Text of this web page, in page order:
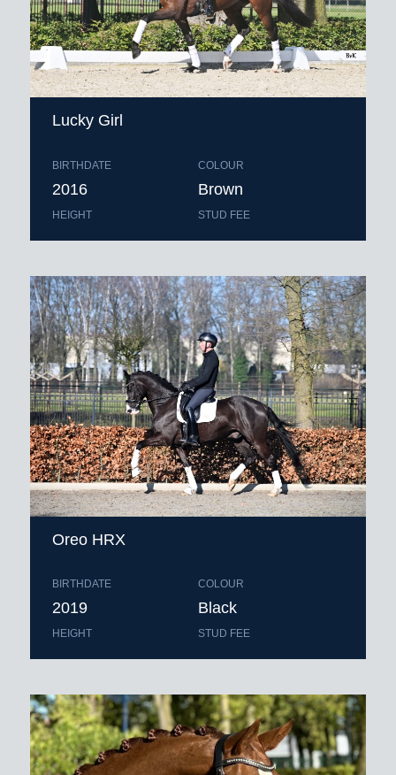
Lucky Girl
BIRTHDATE
2016
HEIGHT
COLOUR
Brown
STUD FEE
Oreo HRX
BIRTHDATE
2019
HEIGHT
COLOUR
Black
STUD FEE